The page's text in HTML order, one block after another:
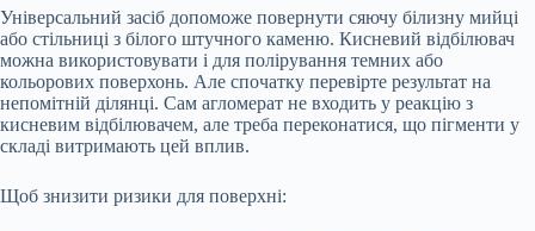
Універсальний засіб допоможе повернути сяючу білизну мийці
або стільниці з білого штучного каменю. Кисневий відбілювач
можна використовувати і для полірування темних або
кольорових поверхонь. Але спочатку перевірте результат на
непомітній ділянці. Сам агломерат не входить у реакцію з
кисневим відбілювачем, але треба переконатися, що пігменти у
складі витримають цей вплив.
Щоб знизити ризики для поверхні: